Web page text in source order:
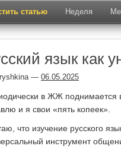
статью Неделя
язык как
— 06.05.2025
в ЖЖ поднимается
и я свои «пять копеек».
что изучение русского
инструмент